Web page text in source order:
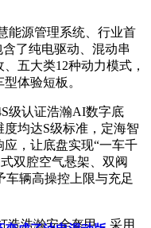
能源管理系统、行业首
了纯电驱动、混动串
五大类12种动力模式，
体验短板。
级认证浩瀚AI数字底
均达S级标准，定海智
，让底盘实现“一车千
双腔空气悬架、双阀
车辆高操控上限与充足
造浩瀚安全盔甲，采用